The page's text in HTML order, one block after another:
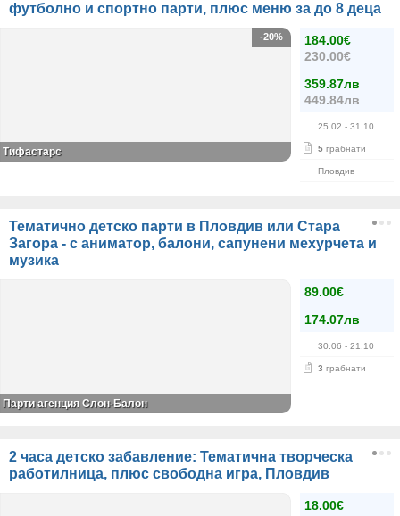
футболно и спортно парти, плюс меню за до 8 деца
184.00€
230.00€
359.87лв
449.84лв
25.02 - 31.10
5 грабнати
Пловдив
-20%
Тифастарс
Тематично детско парти в Пловдив или Стара
Загора - с аниматор, балони, сапунени мехурчета и
музика
89.00€
174.07лв
30.06 - 21.10
3 грабнати
Парти агенция Слон-Балон
2 часа детско забавление: Тематична творческа
работилница, плюс свободна игра, Пловдив
18.00€